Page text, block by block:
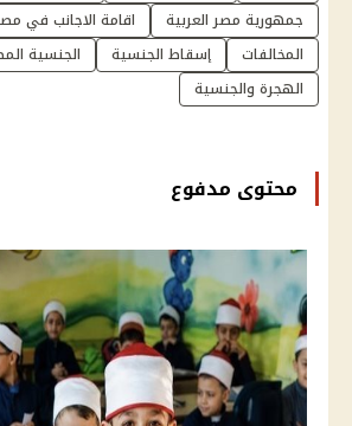
جمهورية مصر العربية
اقامة الاجانب في
المخالفات
إسقاط الجنسية
الجنسية
الهجرة والجنسية
محتوى مدفوع